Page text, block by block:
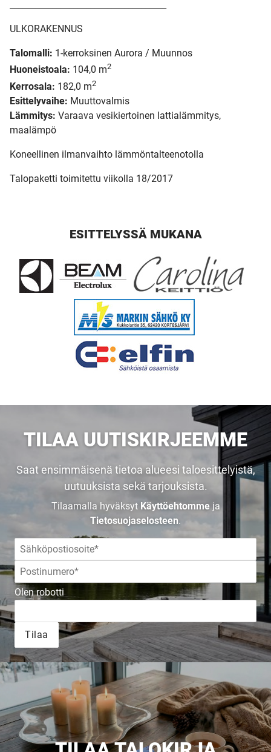
ULKORAKENNUS
Talomalli: 1-kerroksinen Aurora / Muunnos
Huoneistoala: 104,0 m2
Kerrosala: 182,0 m2
Esittelyvaihe: Muuttovalmis
Lämmitys: Varaava vesikiertoinen lattialämmitys,
maalämpö
Koneellinen ilmanvaihto lämmöntalteenotolla
Talopaketti toimitettu viikolla 18/2017
ESITTELYSSÄ MUKANA
TILAA UUTISKIRJEEMME
Saat ensimmäisenä tietoa alueesi taloesittelyistä,
uutuuksista sekä tarjouksista.
Tilaamalla hyväksyt Käyttöehtommeja
Tietosuojaselosteen.
Olen robotti
Tilaa
UUSI
UNELMISTA
KODIKSI-
TALOKIRJA ON
Tilaa esite